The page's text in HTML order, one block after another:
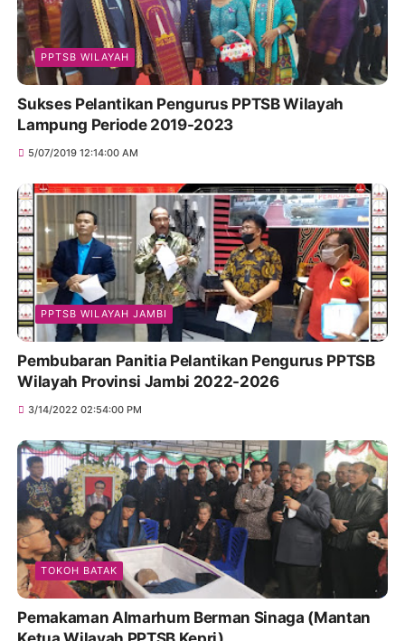
PPTSB WILAYAH
Sukses Pelantikan Pengurus PPTSB Wilayah
Lampung Periode 2019-2023
5/07/2019 12:14:00 AM
PPTSB WILAYAH JAMBI
Pembubaran Panitia Pelantikan Pengurus PPTSB
Wilayah Provinsi Jambi 2022-2026
3/14/2022 02:54:00 PM
TOKOH BATAK
Pemakaman Almarhum Berman Sinaga (Mantan